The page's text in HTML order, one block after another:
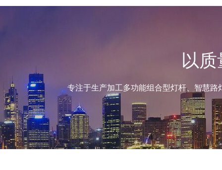
以
专注于生产加工多功能组合型灯杆、智慧